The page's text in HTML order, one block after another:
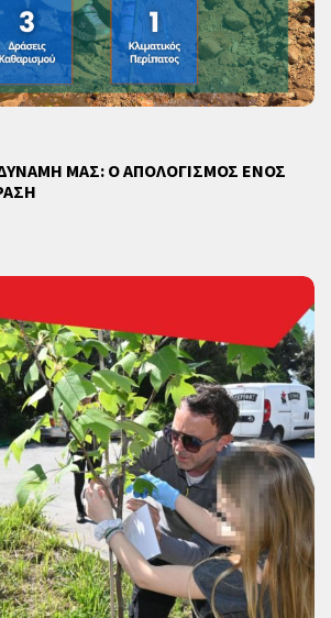
ΔΥΝΑΜΗ ΜΑΣ: Ο ΑΠΟΛΟΓΙΣΜΟΣ ΕΝΟΣ